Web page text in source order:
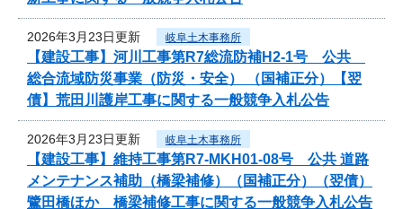
2026年3月23日更新 岐阜土木事務所
【建設工事】河川工事第R7総流防補H2-1号 公共
総合流域防災事業（防災・安全） （国補正分）【翌
債】荒田川護岸工事に関する一般競争入札公告
2026年3月23日更新 岐阜土木事務所
【建設工事】維持工事第R7-MKH01-08号 公共 道路
メンテナンス補助（橋梁補修）（国補正分）（翌債）
鷺田橋ほか 橋梁補修工事に関する一般競争入札公告